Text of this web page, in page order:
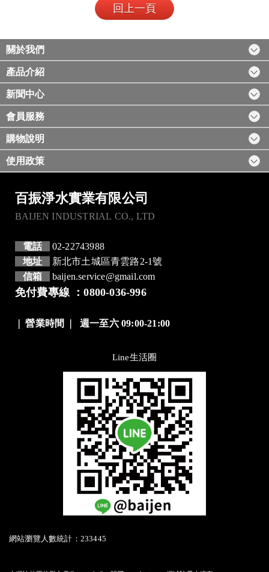
回上一頁
關於我們
產品介紹
新聞中心
會員服務
購物說明
使用政策
百振淨水實業有限公司
BAIJEN INDUSTRIAL CO., LTD
電話
02-22743988
地址
新北市土城區青雲路2-1號
信箱
baijen.service@gmail.com
免付費專線 ：0800-036-996
營業時間 ❘週一至六 09:00-21:00
Line生活圈
網站瀏覽人數統計：233445